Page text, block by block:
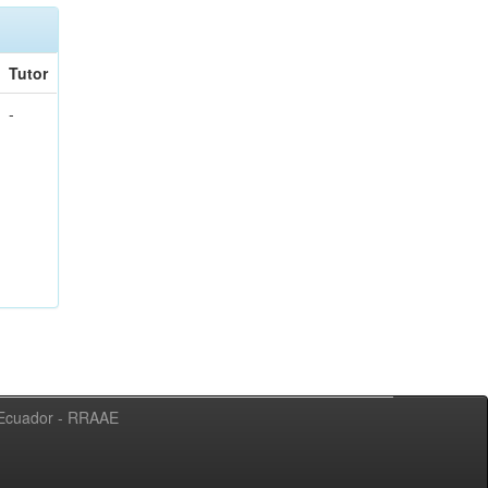
Tutor
-
- RRAAE